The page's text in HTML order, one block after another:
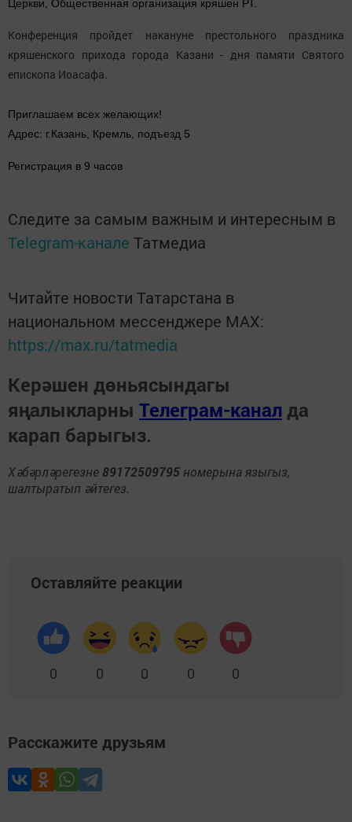
Церкви, Общественная организация кряшен РТ.
Конференция пройдет накануне престольного праздника
кряшенского прихода города Казани - дня памяти Святого
епископа Иоасафа.
Приглашаем всех желающих!
Адрес: г.Казань, Кремль, подъезд 5
Регистрация в 9 часов
Следите за самым важным и интересным в
Telegram-канале Татмедиа
Читайте новости Татарстана в
национальном мессенджере MАХ:
https://max.ru/tatmedia
Керәшен дөньясындагы
яңалыкларны Телеграм-канал да
карап барыгыз.
Хәбәрләрегезне 89172509795 номерына языгыз,
шалтыратып әйтегез.
Оставляйте реакции
0 0 0 0 0
Расскажите друзьям